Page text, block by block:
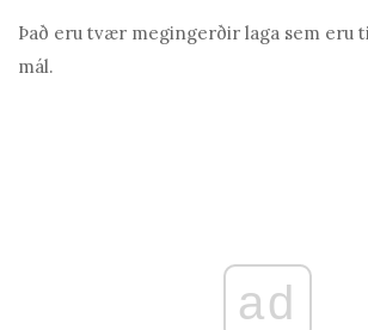
Það eru tvær megingerðir laga sem eru
mál.
ad